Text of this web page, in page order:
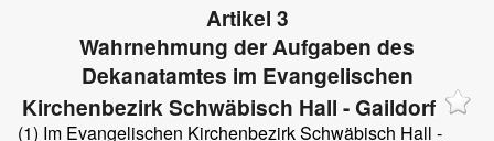
Artikel 3
Wahrnehmung der Aufgaben des
Dekanatamtes im Evangelischen
Kirchenbezirk Schwäbisch Hall - Gaildorf
(1) Im Evangelischen Kirchenbezirk Schwäbisch Hall -